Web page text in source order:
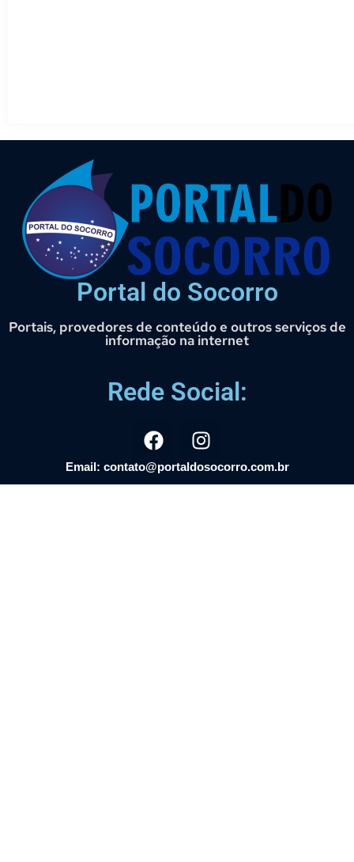
Portal do Socorro
Portais, provedores de conteúdo e outros serviços de
informação na internet
Rede Social:
Email: contato@portaldosocorro.com.br